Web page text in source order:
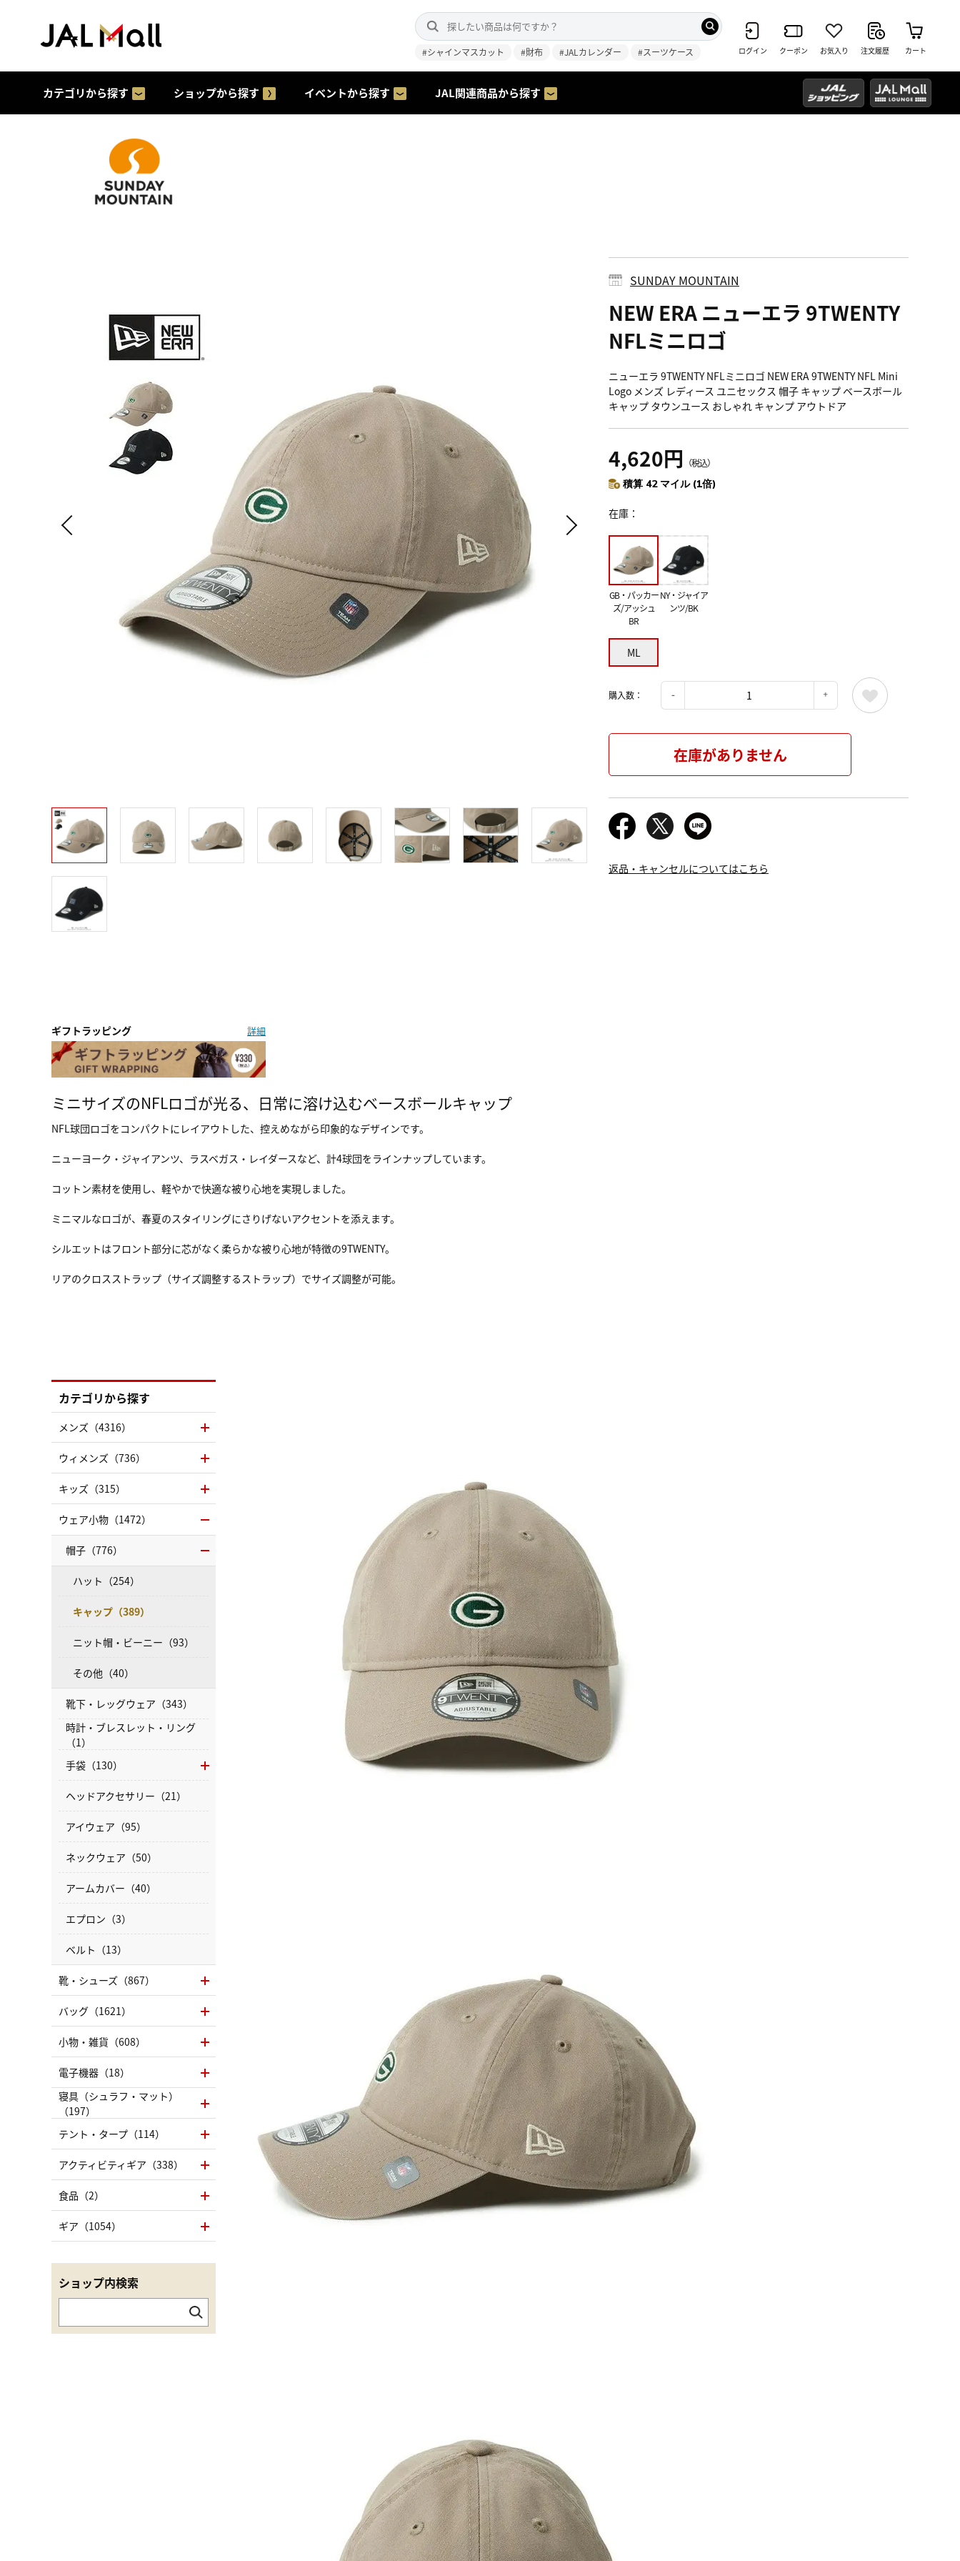
#シャインマスカット #財布 #JALカレンダー #スーツケース ログイン クーポン お気入り 注文履歴 カート
カテゴリから探す ショップから探す イベントから探す JAL関連商品から探す
SUNDAY MOUNTAIN
NEW ERA ニューエラ 9TWENTY
NFLミニロゴ
ニューエラ 9TWENTY NFLミニロゴ NEW ERA 9TWENTY NFL Mini
Logo メンズ レディース ユニセックス 帽子 キャップ ベースボール
キャップ タウンユース おしゃれ キャンプ アウトドア
4,620円 （税込）
積算 42 マイル (1倍)
在庫
GB・パッカー
ズ/アッシュ
BR
NY・ジャイア
ンツ/BK
ML
購入数：
在庫がありません
返品・キャンセルについてはこちら
ギフトラッピング 詳細
ミニサイズのNFLロゴが光る、日常に溶け込むベースボールキャップ
NFL球団ロゴをコンパクトにレイアウトした、控えめながら印象的なデザインです。
ニューヨーク・ジャイアンツ、ラスベガス・レイダースなど、計4球団をラインナップしています。
コットン素材を使用し、軽やかで快適な被り心地を実現しました。
ミニマルなロゴが、春夏のスタイリングにさりげないアクセントを添えます。
シルエットはフロント部分に芯がなく柔らかな被り心地が特徴の9TWENTY。
リアのクロスストラップ（サイズ調整するストラップ）でサイズ調整が可能。
カテゴリから探す
メンズ（4316）
ウィメンズ（736）
キッズ（315）
ウェア小物（1472）
帽子（776）
ハット（254）
キャップ（389）
ニット帽・ビーニー（93）
その他（40）
靴下・レッグウェア（343）
時計・ブレスレット・リング
（1）
手袋（130）
ヘッドアクセサリー（21）
アイウェア（95）
ネックウェア（50）
アームカバー（40）
エプロン（3）
ベルト（13）
靴・シューズ（867）
バッグ（1621）
小物・雑貨（608）
電子機器（18）
寝具（シュラフ・マット）
（197）
テント・タープ（114）
アクティビティギア（338）
食品（2）
ギア（1054）
ショップ内検索